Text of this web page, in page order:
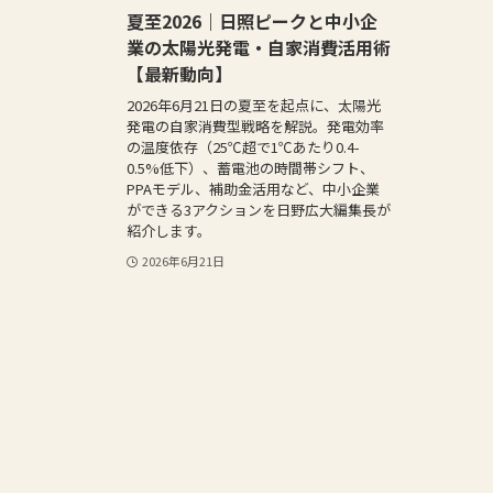
夏至2026｜日照ピークと中小企
業の太陽光発電・自家消費活用術
【最新動向】
2026年6月21日の夏至を起点に、太陽光
発電の自家消費型戦略を解説。発電効率
の温度依存（25℃超で1℃あたり0.4-
0.5%低下）、蓄電池の時間帯シフト、
PPAモデル、補助金活用など、中小企業
ができる3アクションを日野広大編集長が
紹介します。
2026年6月21日